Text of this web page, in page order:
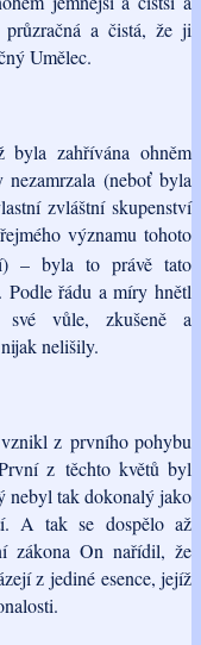
a čistá, že ji
Umělec.
byla zahřívána ohněm
(neboť byla
zvláštní skupenství
významu tohoto
– byla to právě tato
řádu a míry hnětl
své vůle, zkušeně a
nelišily.
z prvního pohybu
z těchto květů byl
nebyl tak dokonalý jako
A tak se dospělo až
zákona On nařídil, že
z jediné esence, jejíž